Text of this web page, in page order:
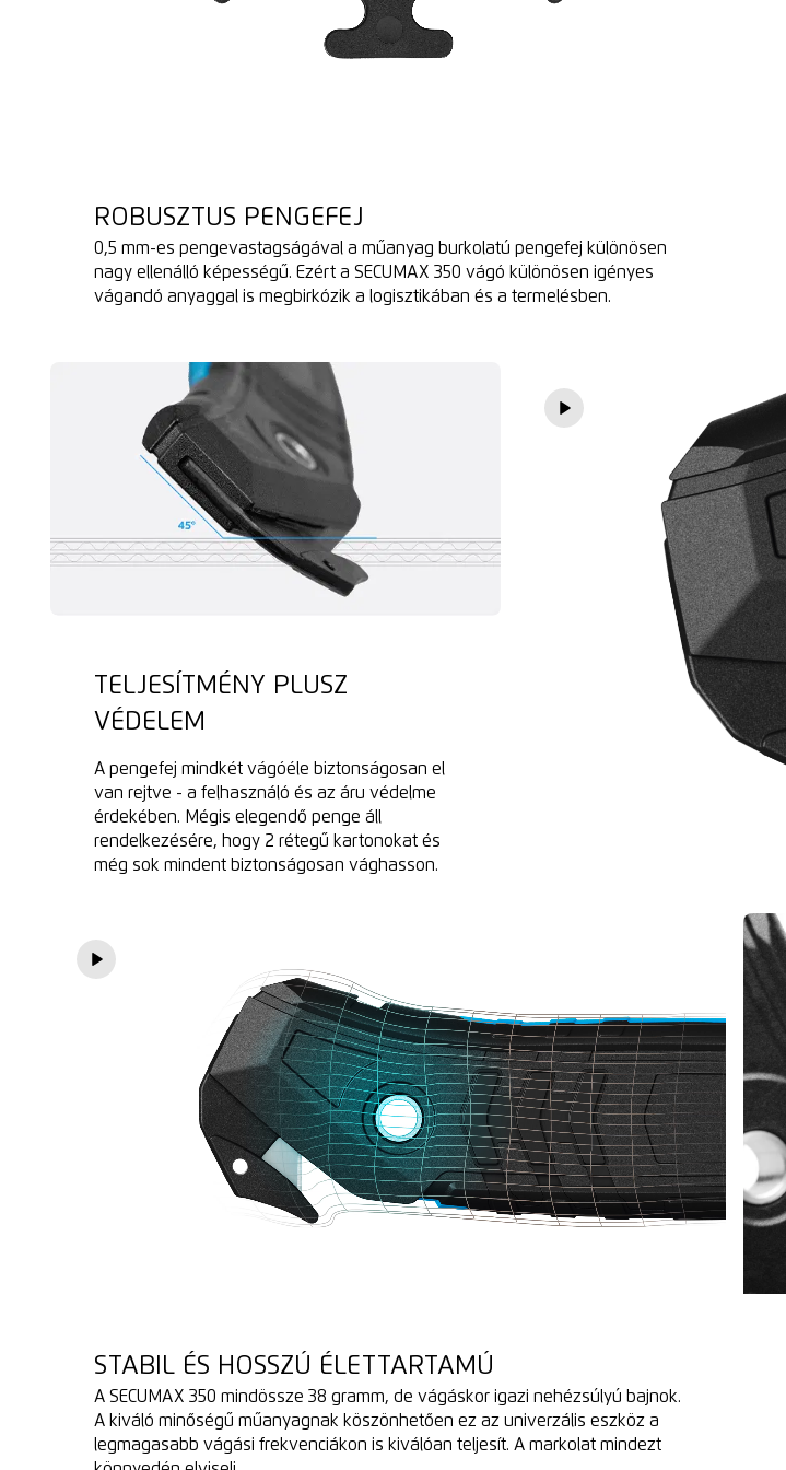
ROBUSZTUS PENGEFEJ
0,5 mm-es pengevastagságával a műanyag burkolatú pengefej különösen
nagy ellenálló képességű. Ezért a SECUMAX 350 vágó különösen igényes
vágandó anyaggal is megbirkózik a logisztikában és a termelésben.
TELJESÍTMÉNY PLUSZ
VÉDELEM
A pengefej mindkét vágóéle biztonságosan el
van rejtve - a felhasználó és az áru védelme
érdekében. Mégis elegendő penge áll
rendelkezésére, hogy 2 rétegű kartonokat és
még sok mindent biztonságosan vághasson.
STABIL ÉS HOSSZÚ ÉLETTARTAMÚ
A SECUMAX 350 mindössze 38 gramm, de vágáskor igazi nehézsúlyú bajnok.
A kiváló minőségű műanyagnak köszönhetően ez az univerzális eszköz a
legmagasabb vágási frekvenciákon is kiválóan teljesít. A markolat mindezt